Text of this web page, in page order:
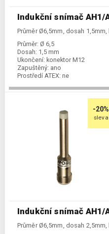
Indukční snímač AH1/
Průměr Ø6,5mm, dosah
Průměr: Ø 6,5
Dosah: 1,5 mm
Ukončení: konektor M12
Zapuštěný: ano
Prostředí ATEX: ne
-20%
sleva
Indukční snímač AH1/
Průměr Ø6,5mm, dosah